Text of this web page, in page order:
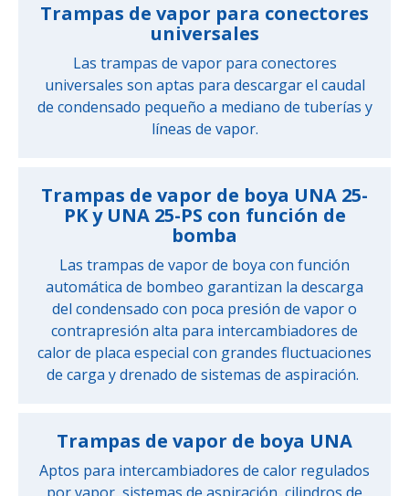
Trampas de vapor para conectores
universales
Las trampas de vapor para conectores
universales son aptas para descargar el caudal
de condensado pequeño a mediano de tuberías y
líneas de vapor.
Trampas de vapor de boya UNA 25-
PK y UNA 25-PS con función de
bomba
Las trampas de vapor de boya con función
automática de bombeo garantizan la descarga
del condensado con poca presión de vapor o
contrapresión alta para intercambiadores de
calor de placa especial con grandes fluctuaciones
de carga y drenado de sistemas de aspiración.
Trampas de vapor de boya UNA
Aptos para intercambiadores de calor regulados